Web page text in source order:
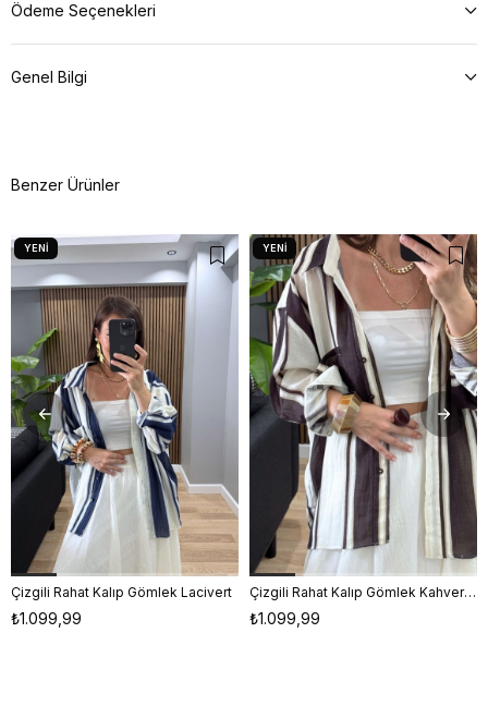
Ödeme Seçenekleri
Genel Bilgi
Benzer Ürünler
STD
Çizgili Rahat Kalıp Gömlek Lacivert
₺1.099,99
YENI
STD
Çizgili Rahat Kalıp Gömlek Kahverengi
₺1.099,99
YENI
ÜRÜN